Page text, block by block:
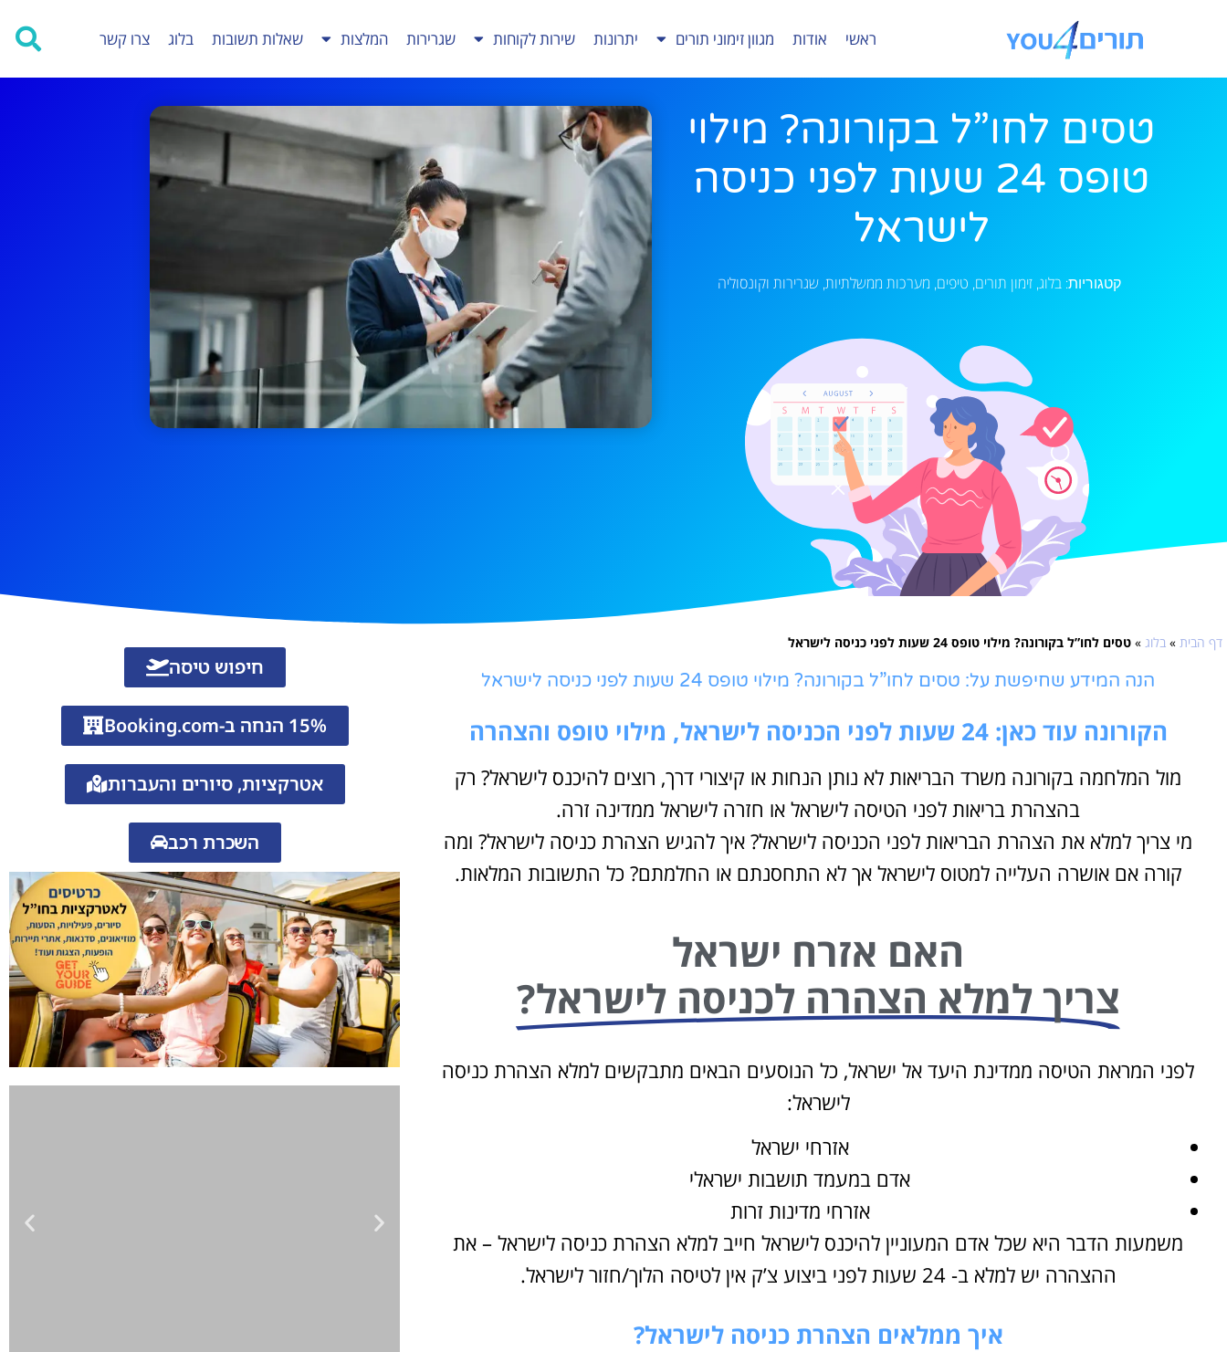
ראשי אודות מגוון זימוני תורים יתרונות שירות לקוחות שגרירות המלצות שאלות תשובות בלוג צרו קשר
טסים לחו”ל בקורונה? מילוי
טופס 24 שעות לפני כניסה
לישראל
קטגוריות: בלוג,זימון תורים, טיפים, מערכות ממשלתיות,שגרירות וקונסוליה
דף הבית » בלוג » טסים לחו”ל בקורונה? מילוי טופס 24 שעות לפני כניסה לישראל
הנה המידע שחיפשת על: טסים לחו”ל בקורונה? מילוי טופס 24 שעות לפני כניסה לישראל
הקורונה עוד כאן: 24 שעות לפני הכניסה לישראל, מילוי טופס והצהרה
מול המלחמה בקורונה משרד הבריאות לא נותן הנחות או קיצורי דרך, רוצים להיכנס לישראל? רק
בהצהרת בריאות לפני הטיסה לישראל או חזרה לישראל ממדינה זרה.
מי צריך למלא את הצהרת הבריאות לפני הכניסה לישראל? איך להגיש הצהרת כניסה לישראל? ומה
קורה אם אושרה העלייה למטוס לישראל אך לא התחסנתם או החלמתם? כל התשובות המלאות.
האם אזרח ישראל
צריך למלא הצהרה לכניסה לישראל?
לפני המראת הטיסה ממדינת היעד אל ישראל, כל הנוסעים הבאים מתבקשים למלא הצהרת כניסה
לישראל:
אזרחי ישראל
אדם במעמד תושבות ישראלי
אזרחי מדינות זרות
משמעות הדבר היא שכל אדם המעוניין להיכנס לישראל חייב למלא הצהרת כניסה לישראל – את
ההצהרה יש למלא ב- 24 שעות לפני ביצוע צ’ק אין לטיסה הלוך/חזור לישראל.
איך ממלאים הצהרת כניסה לישראל?
חיפוש טיסה
15% הנחה ב-Booking.com
אטרקציות, סיורים והעברות
השכרת רכב